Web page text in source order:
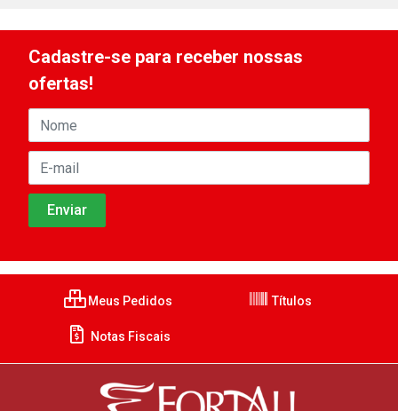
Cadastre-se para receber nossas
ofertas!
Meus Pedidos Títulos
Notas Fiscais